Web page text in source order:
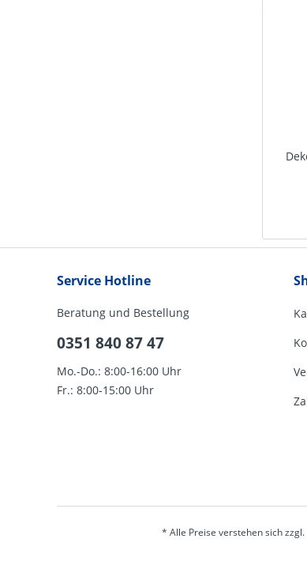
Service Hotline
Beratung und Bestellung
0351 840 87 47
Mo.-Do.: 8:00-16:00 Uhr
Fr.: 8:00-15:00 Uhr
* Alle Preise verstehen sich